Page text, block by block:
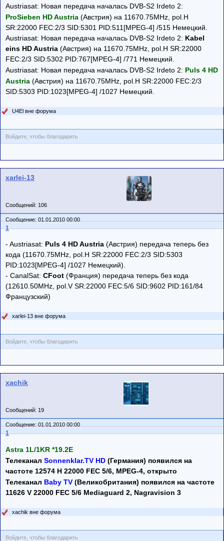
Austriasat: Новая передача началась DVB-S2 Irdeto 2:
ProSieben HD Austria (Австрия) на 11670.75MHz, pol.H
SR:22000 FEC:2/3 SID:5301 PID:511[MPEG-4] /515 Немецкий.
Austriasat: Новая передача началась DVB-S2 Irdeto 2: Kabel
eins HD Austria (Австрия) на 11670.75MHz, pol.H SR:22000
FEC:2/3 SID:5302 PID:767[MPEG-4] /771 Немецкий.
Austriasat: Новая передача началась DVB-S2 Irdeto 2: Puls 4 HD
Austria (Австрия) на 11670.75MHz, pol.H SR:22000 FEC:2/3
SID:5303 PID:1023[MPEG-4] /1027 Немецкий.
U4El вне форума
Войдите, чтобы благодарить
xarlei-13
Сообщений: 106
Сообщение: 01.01.2010 00:00
1
- Austriasat: Puls 4 HD Austria (Австрия) передача теперь без
кода (11670.75MHz, pol.H SR:22000 FEC:2/3 SID:5303
PID:1023[MPEG-4] /1027 Немецкий).
- CanalSat: CFoot (Франция) передача теперь без кода
(12610.50MHz, pol.V SR:22000 FEC:5/6 SID:9602 PID:161/84
Французский)
xarlei-13 вне форума
Войдите, чтобы благодарить
xachik
Сообщений: 19
Сообщение: 01.01.2010 00:00
1
Astra 1L/1KR *19.2E
Телеканал Sonnenklar.TV HD (Германия) пoявился на
частоте 12574 H 22000 FEC 5/6, MPEG-4, открыто
Телеканал Baby TV (Великобритания) пoявился на частоте
11626 V 22000 FEC 5/6 Mediaguard 2, Nagravision 3
xachik вне форума
Войдите, чтобы благодарить